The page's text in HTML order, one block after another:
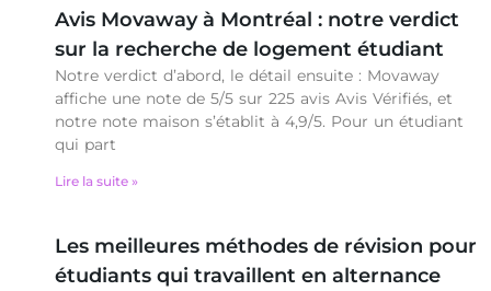
Avis Movaway à Montréal : notre verdict
sur la recherche de logement étudiant
Notre verdict d’abord, le détail ensuite : Movaway
affiche une note de 5/5 sur 225 avis Avis Vérifiés, et
notre note maison s’établit à 4,9/5. Pour un étudiant
qui part
Lire la suite »
Les meilleures méthodes de révision pour
étudiants qui travaillent en alternance